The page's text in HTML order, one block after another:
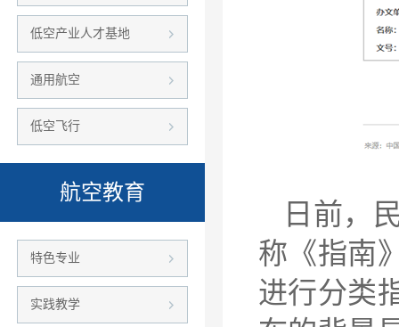
低空产业人才基地
通用航空
低空飞行
航空教育
特色专业
实践教学
日前，
称《指南
进行分类